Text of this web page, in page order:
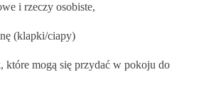
i rzeczy osobiste,
(klapki/ciapy)
które mogą się przydać w pokoju do